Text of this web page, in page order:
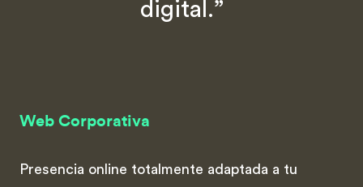
digital.”
Web Corporativa
Presencia online totalmente adaptada a tu